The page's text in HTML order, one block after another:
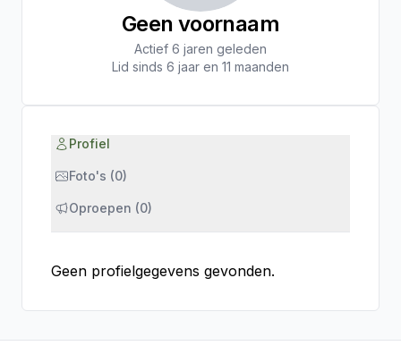
Geen voornaam
Actief 6 jaren geleden
Lid sinds 6 jaar en 11 maanden
Profiel
Foto's (0)
Oproepen (0)
Geen profielgegevens gevonden.